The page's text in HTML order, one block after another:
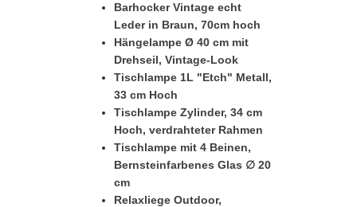
Barhocker Vintage echt
Leder in Braun, 70cm hoch
Hängelampe Ø 40 cm mit
Drehseil, Vintage-Look
Tischlampe 1L "Etch" Metall,
33 cm Hoch
Tischlampe Zylinder, 34 cm
Hoch, verdrahteter Rahmen
Tischlampe mit 4 Beinen,
Bernsteinfarbenes Glas ∅ 20
cm
Relaxliege Outdoor,